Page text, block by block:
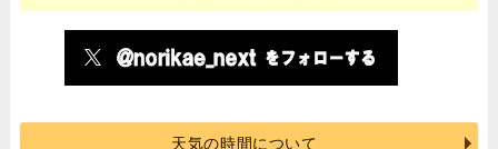
天気の時間について